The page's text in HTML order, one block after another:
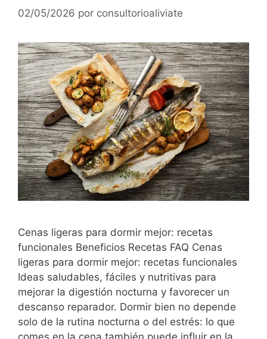
02/05/2026 por consultorioaliviate
Cenas ligeras para dormir mejor: recetas
funcionales Beneficios Recetas FAQ Cenas
ligeras para dormir mejor: recetas funcionales
Ideas saludables, fáciles y nutritivas para
mejorar la digestión nocturna y favorecer un
descanso reparador. Dormir bien no depende
solo de la rutina nocturna o del estrés: lo que
comes en la cena también puede influir en la …